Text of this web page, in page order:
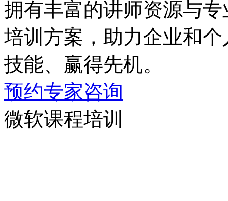
拥有丰富的讲师资源与专
培训方案，助力企业
技能、赢得先机。
预约专家咨询
微软课程培训